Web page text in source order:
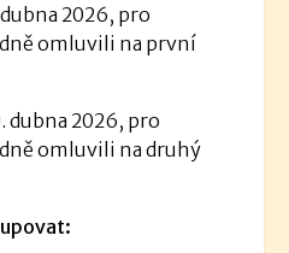
2026, pro
omluvili na první
dubna 2026, pro
omluvili na druhý